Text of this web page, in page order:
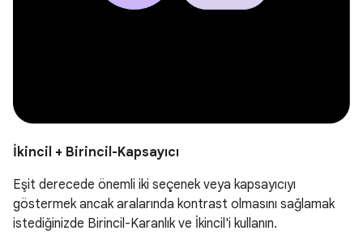
İkincil + Birincil-Kapsayıcı
Eşit derecede önemli iki seçenek veya kapsayıcıyı
göstermek ancak aralarında kontrast olmasını sağlamak
istediğinizde Birincil-Karanlık ve İkincil'i kullanın.